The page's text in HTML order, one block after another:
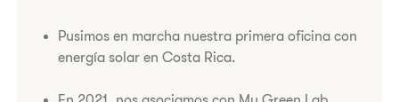
​Pusimos en marcha nuestra primera oficina con
energía solar en Costa Rica.